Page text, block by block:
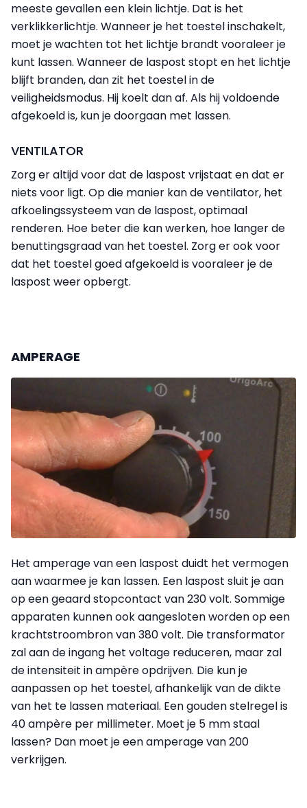
meeste gevallen een klein lichtje. Dat is het
verklikkerlichtje. Wanneer je het toestel inschakelt,
moet je wachten tot het lichtje brandt vooraleer je
kunt lassen. Wanneer de laspost stopt en het lichtje
blijft branden, dan zit het toestel in de
veiligheidsmodus. Hij koelt dan af. Als hij voldoende
afgekoeld is, kun je doorgaan met lassen.
VENTILATOR
Zorg er altijd voor dat de laspost vrijstaat en dat er
niets voor ligt. Op die manier kan de ventilator, het
afkoelingssysteem van de laspost, optimaal
renderen. Hoe beter die kan werken, hoe langer de
benuttingsgraad van het toestel. Zorg er ook voor
dat het toestel goed afgekoeld is vooraleer je de
laspost weer opbergt.
AMPERAGE
Het amperage van een laspost duidt het vermogen
aan waarmee je kan lassen. Een laspost sluit je aan
op een geaard stopcontact van 230 volt. Sommige
apparaten kunnen ook aangesloten worden op een
krachtstroombron van 380 volt. Die transformator
zal aan de ingang het voltage reduceren, maar zal
de intensiteit in ampère opdrijven. Die kun je
aanpassen op het toestel, afhankelijk van de dikte
van het te lassen materiaal. Een gouden stelregel is
40 ampère per millimeter. Moet je 5 mm staal
lassen? Dan moet je een amperage van 200
verkrijgen.